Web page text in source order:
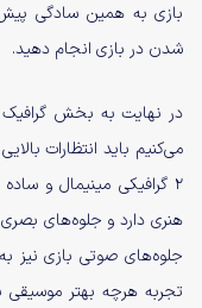
بازی به همین سادگی پیش
شدن در بازی انجام دهید.
در نهایت به بخش
2 گرافیکی مینیمال و
هنری دارد و جلوه‌های
جلوه‌های صوتی بازی نیز
تجربه هرچه بهتر موسیقی